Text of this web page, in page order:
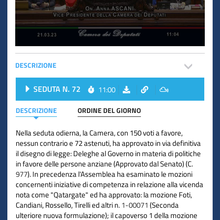
DESCRIZIONE
SEDUTA N. 72 11:00
DESCRIZIONE ORDINE DEL GIORNO
Nella seduta odierna, la Camera, con 150 voti a favore,
nessun contrario e 72 astenuti, ha approvato in via definitiva
il disegno di legge: Deleghe al Governo in materia di politiche
in favore delle persone anziane (Approvato dal Senato) (C.
977). In precedenza l'Assemblea ha esaminato le mozioni
concernenti iniziative di competenza in relazione alla vicenda
nota come "Qatargate" ed ha approvato: la mozione Foti,
Candiani, Rossello, Tirelli ed altri n.1-00071 (Seconda
ulteriore nuova formulazione); il capoverso 1 della mozione